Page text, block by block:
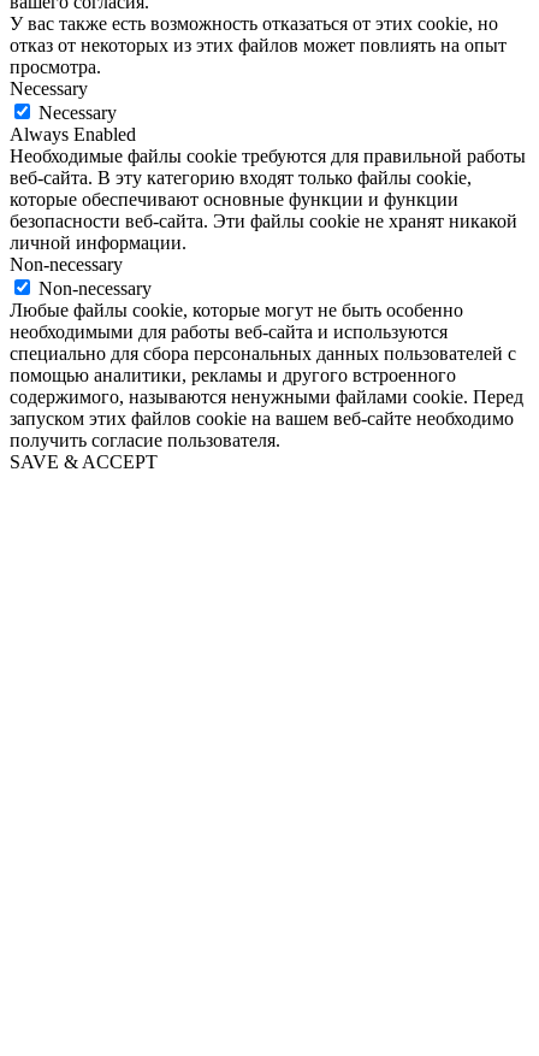
У вас также есть возможность отказаться от этих cookie, но
отказ от некоторых из этих файлов может повлиять на опыт
просмотра.
Necessary
Necessary
Always Enabled
Необходимые файлы cookie требуются для правильной работы
веб-сайта. В эту категорию входят только файлы cookie,
которые обеспечивают основные функции и функции
безопасности веб-сайта. Эти файлы cookie не хранят никакой
личной информации.
Non-necessary
Non-necessary
Любые файлы cookie, которые могут не быть особенно
необходимыми для работы веб-сайта и используются
специально для сбора персональных данных пользователей с
помощью аналитики, рекламы и другого встроенного
содержимого, называются ненужными файлами cookie. Перед
запуском этих файлов cookie на вашем веб-сайте необходимо
получить согласие пользователя.
SAVE & ACCEPT